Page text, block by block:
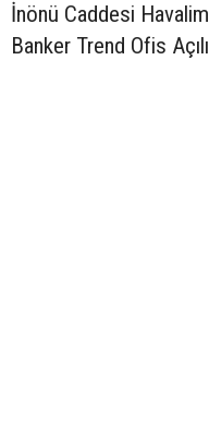
İnönü Caddesi
Banker Trend Ofis